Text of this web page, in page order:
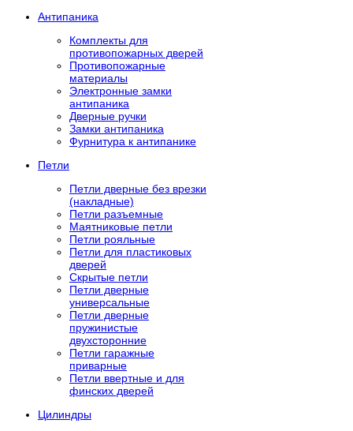
Антипаника
Комплекты для
противопожарных дверей
Противопожарные
материалы
Электронные замки
антипаника
Дверные ручки
Замки антипаника
Фурнитура к антипанике
Петли
Петли дверные без врезки
(накладные)
Петли разъемные
Маятниковые петли
Петли рояльные
Петли для пластиковых
дверей
Скрытые петли
Петли дверные
универсальные
Петли дверные
пружинистые
двухсторонние
Петли гаражные
приварные
Петли ввертные и для
финских дверей
Цилиндры